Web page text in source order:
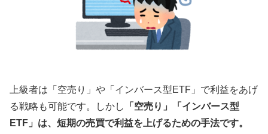
上級者は「空売り」や「インバース型ETF」で利益をあげ
る戦略も可能です。しかし
「空売り」「インバース型
ETF」は、短期の売買で利益を上げるための手法です。